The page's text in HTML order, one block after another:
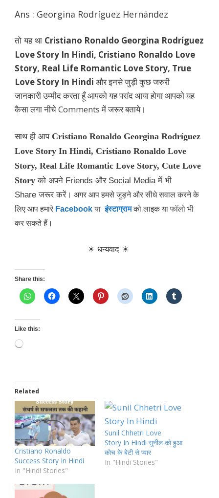
Ans : Georgina Rodríguez Hernández
तो यह था Cristiano Ronaldo Georgina Rodríguez
Love Story In Hindi, Cristiano Ronaldo Love
Story, Real Life Romantic Love Story, True
Love Story In Hindi और इनसे जुड़ी कुछ जरुरी
जानकारीउम्मीद करता हूँ आपको यह पसंद आया होगा आपको यह
कैसा लगा नीचे Comments में जरूर बताये।
साथ ही आप Cristiano Ronaldo Georgina Rodríguez
Love Story In Hindi, Cristiano Ronaldo Love
Story, Real Life Romantic Love Story, Cute Love
Story को अपने Friends और Social Media में भी
Share जरूर करें। अगर आप हमसे जुड़ने और सीधे सवाल करने के
लिए आप हमारे Facebookयाइंस्टाग्राम को लाइक या फॉलो भी
कर सकते हैं।
☀ धन्यवाद ☀
Share this:
Like this:
Loading…
Related
Cristiano Ronaldo
Success Story In Hindi
In "Hindi Stories"
Sunil Chhetri Love
Story In Hindi सुनील को हुआ
कोच के बेटी से प्यार
In "Hindi Stories"